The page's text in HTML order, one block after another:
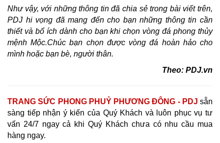
Như vậy, với những thông tin đã chia sẻ trong bài viết trên,
PDJ hi vọng đã mang đến cho bạn những thông tin cần
thiết và bổ ích dành cho bạn khi chọn vòng đá phong thủy
mệnh Mộc.Chúc bạn chọn được vòng đá hoàn hảo cho
mình hoặc bạn bè, người thân.
Theo: PDJ.vn
TRANG SỨC PHONG PHUỶ PHƯƠNG ĐÔNG - PDJ sẵn
sàng tiếp nhận ý kiến của Quý Khách và luôn phục vụ tư
vấn 24/7 ngay cả khi Quý Khách chưa có nhu cầu mua
hàng ngay.